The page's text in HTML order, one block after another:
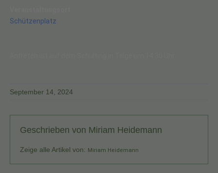
Schützenplatz
September 14, 2024
Geschrieben von Miriam Heidemann
Zeige alle Artikel von: Miriam Heidemann